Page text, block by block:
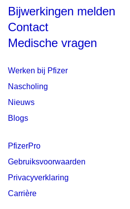
Bijwerkingen melden
Contact
Medische vragen
Werken bij Pfizer
Nascholing
Nieuws
Blogs
PfizerPro
Gebruiksvoorwaarden
Privacyverklaring
Carrière